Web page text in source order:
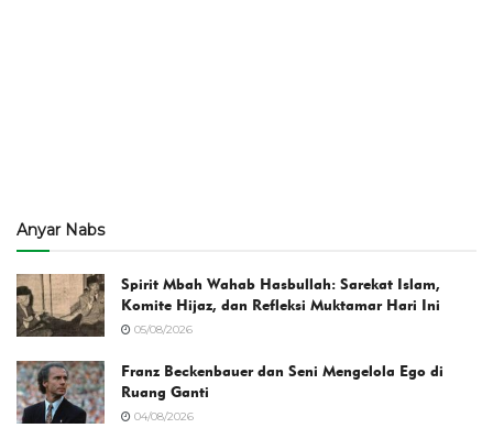
Anyar Nabs
Spirit Mbah Wahab Hasbullah: Sarekat Islam,
Komite Hijaz, dan Refleksi Muktamar Hari Ini
05/08/2026
Franz Beckenbauer dan Seni Mengelola Ego di
Ruang Ganti
04/08/2026